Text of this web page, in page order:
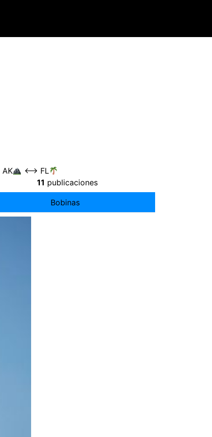
>AK <--> FL
11 publicaciones
Bobinas